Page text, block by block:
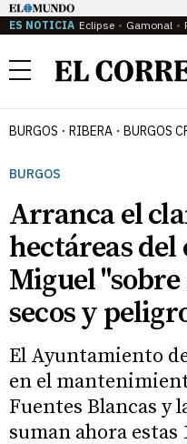
ES NOTICIA Eclipse Gamonal
Menú
BURGOS RIBERA BURGOS
BURGOS
Arranca el
hectáreas del
Miguel
secos y
El Ayuntamiento
en el
Fuentes Blancas y
suman ahora estas